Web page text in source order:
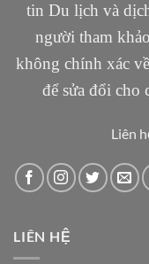
tin Du lịch và
người tham
không chính xác
để sửa đổi cho
Liên
LIÊN HỆ